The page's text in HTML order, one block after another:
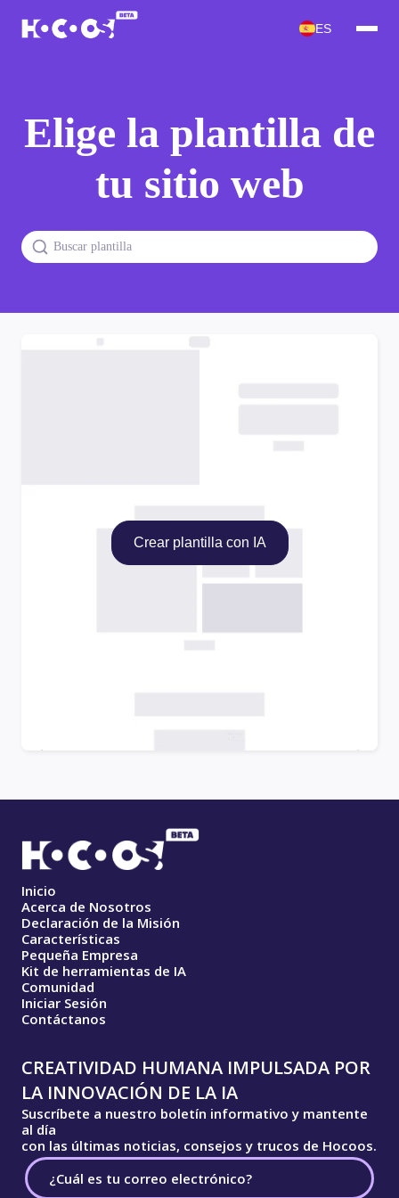
ES
Elige la plantilla de
tu sitio web
Crear plantilla con IA
Inicio
Acerca de Nosotros
Declaración de la Misión
Características
Pequeña Empresa
Kit de herramientas de IA
Comunidad
Iniciar Sesión
Contáctanos
CREATIVIDAD HUMANA IMPULSADA POR
LA INNOVACIÓN DE LA IA
Suscríbete a nuestro boletín informativo y mantente
al día
con las últimas noticias, consejos y trucos de Hocoos.